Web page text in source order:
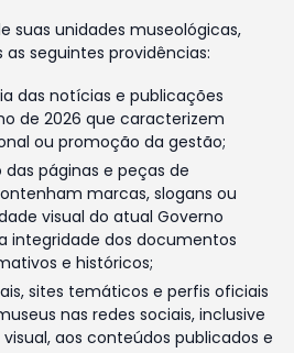
suas unidades museológicas,
seguintes providências:
das notícias e publicações
de 2026 que caracterizem
ou promoção da gestão;
páginas e peças de
marcas, slogans ou
visual do atual Governo
integridade dos documentos
e históricos;
sites temáticos e perfis oficiais
nas redes sociais, inclusive
aos conteúdos publicados e